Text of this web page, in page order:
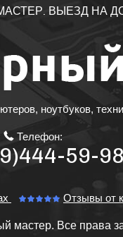
ВЫЕЗД НА
ноутбуков,
Телефон:
59-98
Отзывы от
мастер. Все права